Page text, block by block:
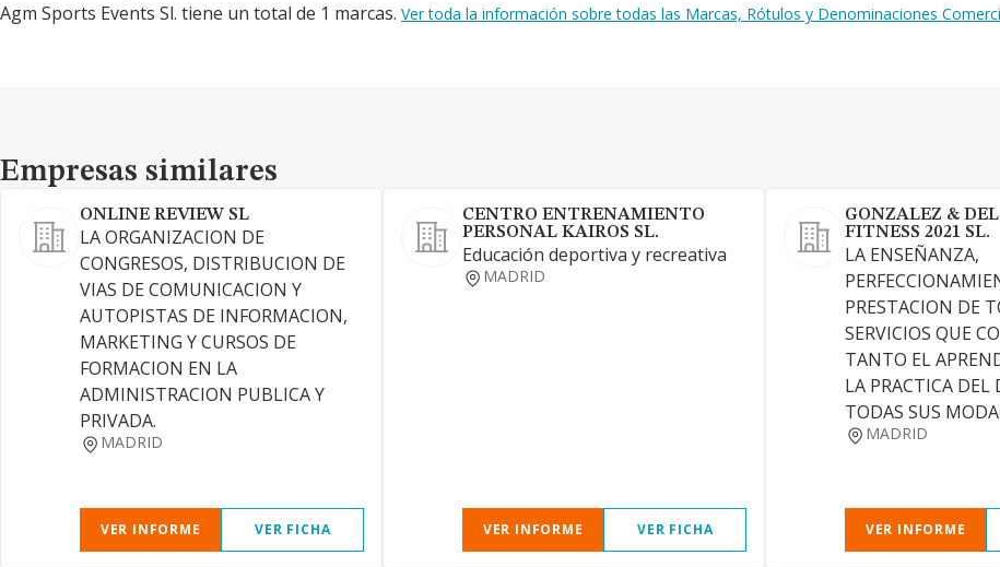
Agm Sports Events Sl. tiene un total de 1 marcas. Ver toda la información sobre todas las Marcas, Rótulos y Denominaciones
Empresas similares
Empresas similares
ONLINE REVIEW SL
LA ORGANIZACION DE
CONGRESOS, DISTRIBUCION DE
VIAS DE COMUNICACION Y
AUTOPISTAS DE INFORMACION,
MARKETING Y CURSOS DE
FORMACION EN LA
ADMINISTRACION PUBLICA Y
PRIVADA.
MADRID
VER INFORME VER FICHA
CENTRO ENTRENAMIENTO
PERSONAL KAIROS SL.
Educación deportiva y recreativa
MADRID
VER INFORME VER FICHA
GONZALEZ &
FITNESS 2021 SL.
LA ENSEÑANZA,
PRESTACION DE
SERVICIOS QUE
TANTO EL
LA PRACTICA DEL
TODAS SUS
MADRID
VER INFORME